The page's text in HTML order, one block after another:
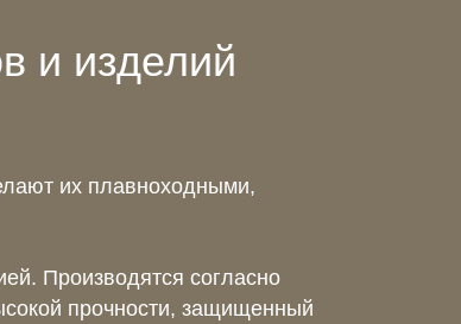
и изделий
их плавноходными,
Производятся согласно
прочности, защищенный